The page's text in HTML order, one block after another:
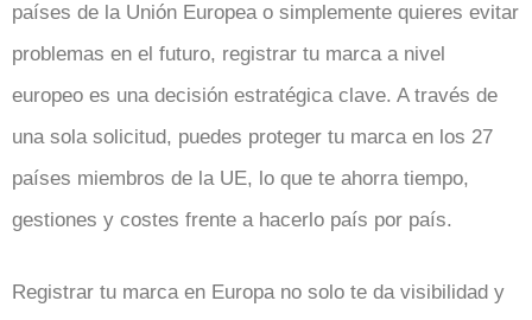
países de la Unión Europea o simplemente quieres evitar
problemas en el futuro, registrar tu marca a nivel
europeo es una decisión estratégica clave. A través de
una sola solicitud, puedes proteger tu marca en los 27
países miembros de la UE, lo que te ahorra tiempo,
gestiones y costes frente a hacerlo país por país.
Registrar tu marca en Europa no solo te da visibilidad y